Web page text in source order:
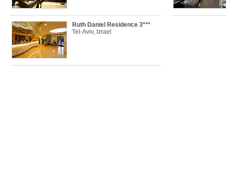
Ruth Daniel Residence 3***
Tel-Aviv, Izrael